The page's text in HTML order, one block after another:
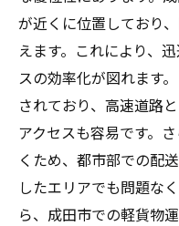
成田空港周辺
成田空港を拠
成田空港近郊
関係
国際物流と成
成田市軽貨物運送
化する
が近くに位置しており
えます。これにより、
スの効率化が図れます
されており、高速道路
アクセスも容易です。
くため、都市部での配
したエリアでも問題な
ら、成田市での軽貨物